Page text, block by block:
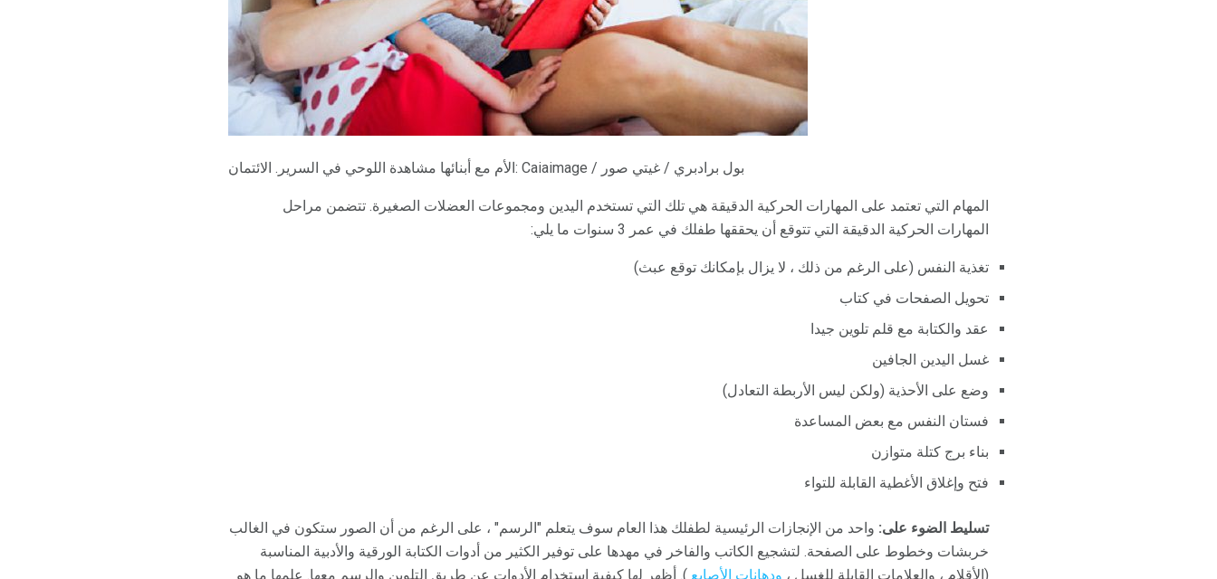
الأم مع أبنائها مشاهدة اللوحي في السرير. الائتمان: Caiaimage / بول برادبري / غيتي صور
المهام التي تعتمد على المهارات الحركية الدقيقة هي تلك التي تستخدم اليدين ومجموعات العضلات الصغيرة. تتضمن مراحل
المهارات الحركية الدقيقة التي تتوقع أن يحققها طفلك في عمر 3 سنوات ما يلي:
تغذية النفس (على الرغم من ذلك ، لا يزال بإمكانك توقع عبث)
تحويل الصفحات في كتاب
عقد والكتابة مع قلم تلوين جيدا
غسل اليدين الجافين
وضع على الأحذية (ولكن ليس الأربطة التعادل)
فستان النفس مع بعض المساعدة
بناء برج كتلة متوازن
فتح وإغلاق الأغطية القابلة للتواء
تسليط الضوء على: واحد من الإنجازات الرئيسية لطفلك هذا العام سوف يتعلم "الرسم" ، على الرغم من أن الصور ستكون في الغالب
خربشات وخطوط على الصفحة. لتشجيع الكاتب والفاخر في مهدها على توفير الكثير من أدوات الكتابة الورقية والأدبية المناسبة
(الأقلام ، والعلامات القابلة للغسل ، ودهانات الأصابع ). أظهر لها كيفية استخدام الأدوات عن طريق التلوين والرسم معها. علمها ما هو